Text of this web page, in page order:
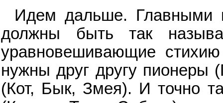
Идем дальше. Главными
должны быть так
уравновешивающие
нужны друг другу пионеры
(Кот, Бык, Змея). И точно